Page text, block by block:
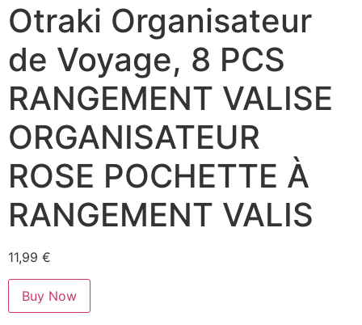
Otraki Organisateur
de Voyage, 8 PCS
RANGEMENT VALISE
ORGANISATEUR
ROSE POCHETTE À
RANGEMENT VALIS
11,99 €
Buy Now